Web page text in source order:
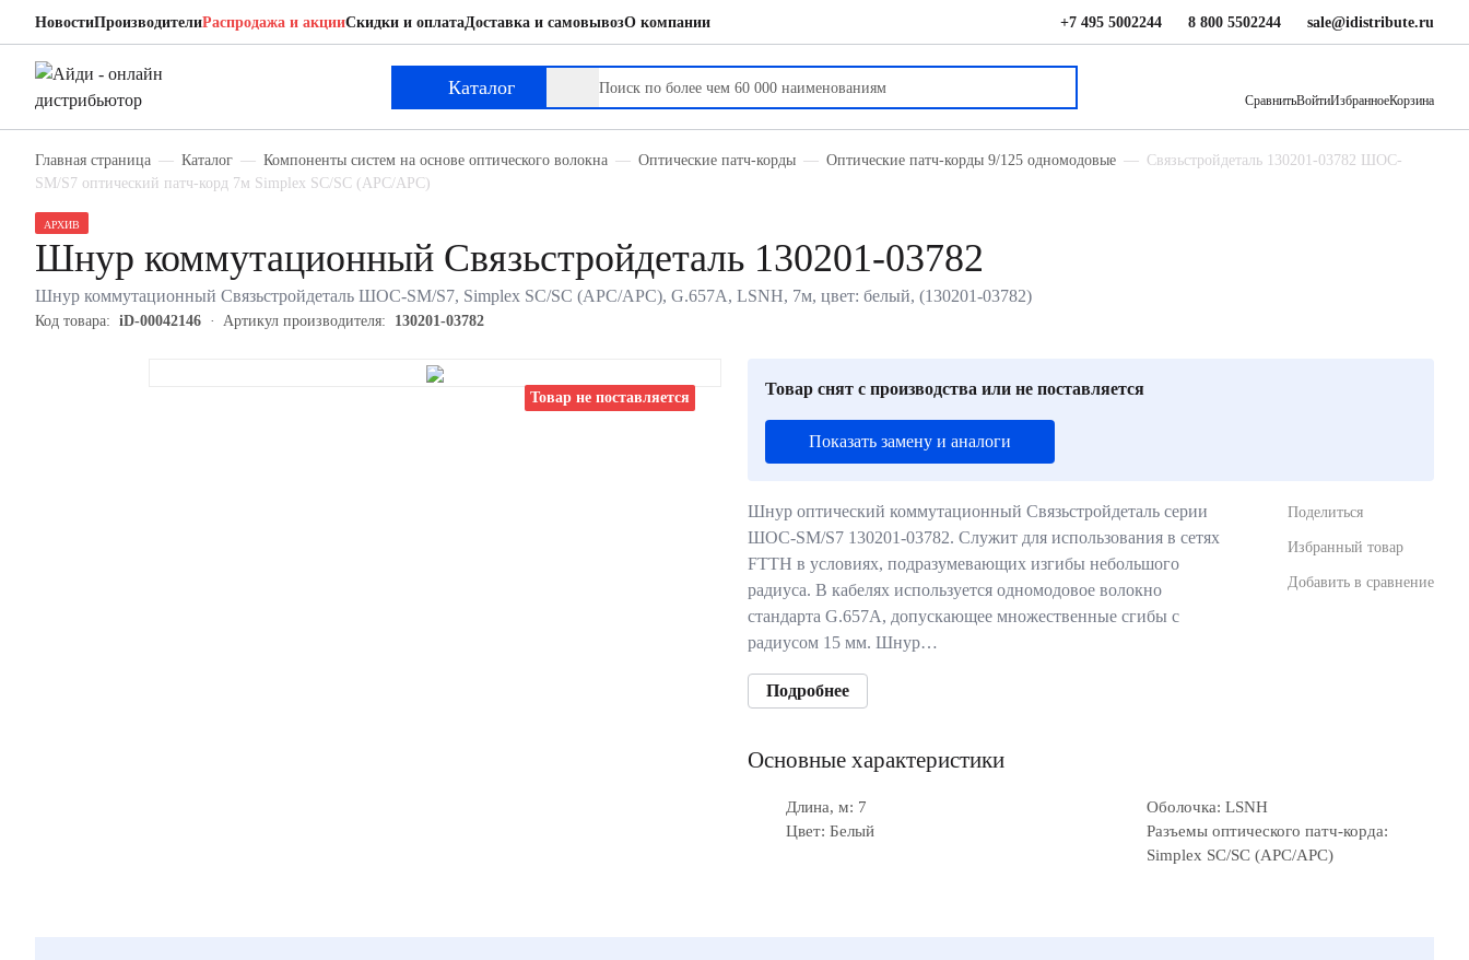
НовостиПроизводителиРаспродажа и акцииСкидки и оплатаДоставка и самовывозО компании +7 495 5002244 8 800 5502244 sale@idistribute.ru
Каталог
СравнитьВойтиИзбранноеКорзина
Главная страница Каталог Компоненты систем на основе оптического волокна Оптические патч-корды Оптические патч-корды 9/125 одномодовые
Связьстройдеталь 130201-03782 ШОС-
SM/S7 оптический патч-корд 7м Simplex SC/SC (APC/APC)
Товар не поставляется
АРХИВ
Шнур коммутационный Связьстройдеталь 130201-03782
Шнур коммутационный Связьстройдеталь ШОС-SM/S7, Simplex SC/SC (APC/APC), G.657A, LSNH, 7м, цвет: белый, (130201-03782)
Код товара: iD-00042146 Артикул производителя: 130201-03782
Товар снят с производства или не поставляется
Показать замену и аналоги
Шнур оптический коммутационный Связьстройдеталь серии
ШОС-SM/S7 130201-03782. Служит для использования в сетях
FTTH в условиях, подразумевающих изгибы небольшого
радиуса. В кабелях используется одномодовое волокно
стандарта G.657A, допускающее множественные сгибы с
радиусом 15 мм. Шнур…
Подробнее
Поделиться
Избранный товар
Добавить в сравнение
Основные характеристики
Длина, м: 7
Оболочка: LSNH
Цвет: Белый
Разъемы оптического патч-корда:
Simplex SC/SC (APC/APC)
Связьстройдеталь 130201-03782
Шнур коммутационный